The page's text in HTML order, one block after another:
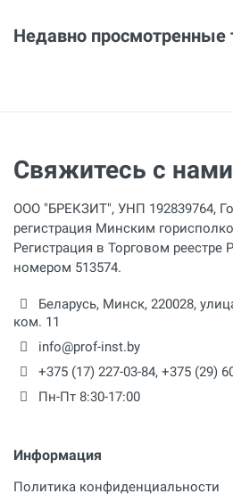
Недавно просмотренные
Свяжитесь с нами
ООО "БРЕКЗИТ", УНП 192839764,
регистрация Минским
Регистрация в Торговом реестре
номером 513574.
Беларусь, Минск, 220028,
ком. 11
info@prof-inst.by
+375 (17) 227-03-84, +375 (29)
Пн-Пт 8:30-17:00
Информация
Политика конфиденциальности